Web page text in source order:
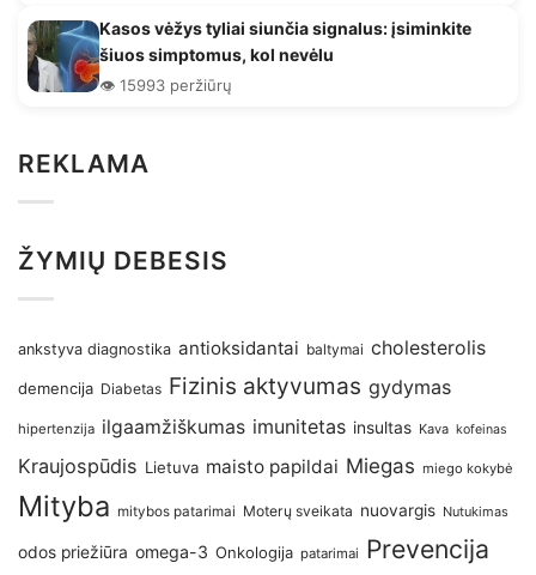
Kasos vėžys tyliai siunčia signalus: įsiminkite
šiuos simptomus, kol nevėlu
👁️ 15993 peržiūrų
REKLAMA
ŽYMIŲ DEBESIS
ankstyva diagnostika antioksidantai baltymai cholesterolis
demencija Diabetas Fizinis aktyvumas gydymas
hipertenzija ilgaamžiškumas imunitetas insultas Kava kofeinas
Kraujospūdis Lietuva maisto papildai Miegas miego kokybė
Mityba mitybos patarimai Moterų sveikata nuovargis Nutukimas
odos priežiūra omega-3 Onkologija patarimai Prevencija